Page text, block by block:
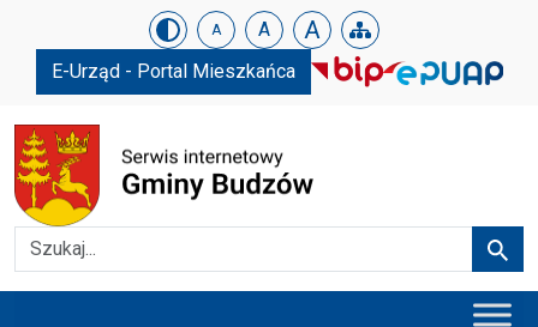
Urząd Gminy w Budzowie
Skip menu A A A
E-Urząd - Portal Mieszkańca
Szukaj